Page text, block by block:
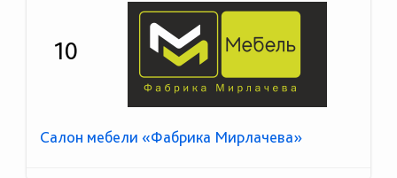
10
Салон мебели «Фабрика Мирлачева»